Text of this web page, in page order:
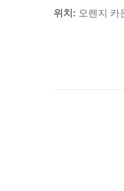
위치: 오렌지 카